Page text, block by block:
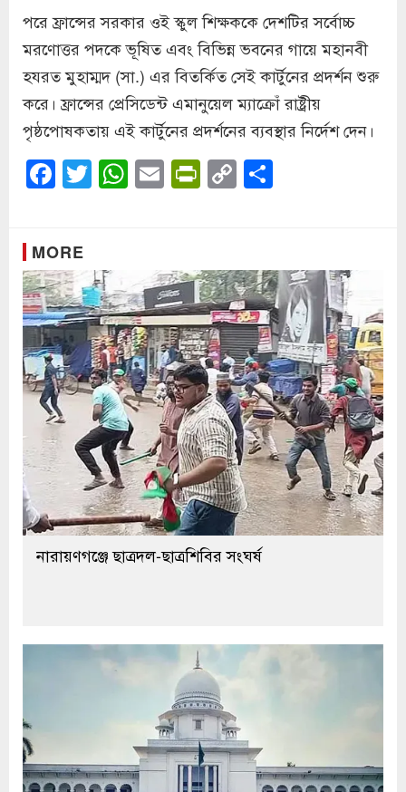
পরে ফ্রান্সের সরকার ওই স্কুল শিক্ষককে দেশটির সর্বোচ্চ
মরণোত্তর পদকে ভূষিত এবং বিভিন্ন ভবনের গায়ে মহানবী
হযরত মুহাম্মদ (সা.) এর বিতর্কিত সেই কার্টুনের প্রদর্শন শুরু
করে। ফ্রান্সের প্রেসিডেন্ট এমানুয়েল ম্যাক্রোঁ রাষ্ট্রীয়
পৃষ্ঠপোষকতায় এই কার্টুনের প্রদর্শনের ব্যবস্থার নির্দেশ দেন।
Facebook
Twitter
WhatsApp
EmailPrintFriendly
Copy
Link
MORE
নারায়ণগঞ্জে ছাত্রদল-ছাত্রশিবির সংঘর্ষ